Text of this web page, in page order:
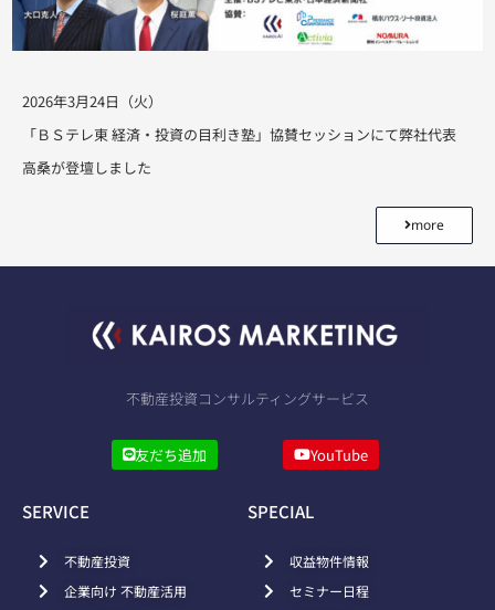
2026年3月24日（火）
「ＢＳテレ東 経済・投資の目利き塾」協賛セッションにて弊社代表
高桑が登壇しました
more
不動産投資コンサルティングサービス
友だち追加 YouTube
SERVICE
不動産投資
企業向け 不動産活用
SPECIAL
収益物件情報
セミナー日程